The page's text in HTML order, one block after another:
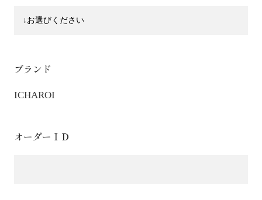
ブランド
ICHAROI
オーダーＩＤ